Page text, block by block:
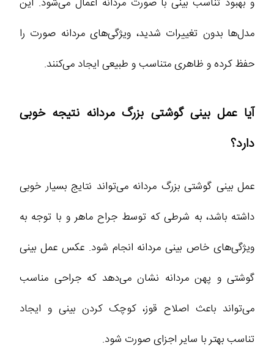
مدل‌ها بدون تغییرات شدید، ویژگی‌های مردانه صورت را
حفظ کرده و ظاهری متناسب و طبیعی ایجاد می‌کنند.
آیا عمل بینی گوشتی بزرگ مردانه نتیجه خوبی
دارد؟
عمل بینی گوشتی بزرگ مردانه می‌تواند نتایج بسیار خوبی
داشته باشد، به شرطی که توسط جراح ماهر و با توجه به
ویژگی‌های خاص بینی مردانه انجام شود. عکس عمل بینی
گوشتی و پهن مردانه نشان می‌دهد که جراحی مناسب
می‌تواند باعث اصلاح قوز، کوچک کردن بینی و ایجاد
تناسب بهتر با سایر اجزای صورت شود.